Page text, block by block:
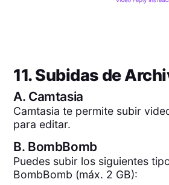
11. Subidas de
A. Camtasia
Camtasia te permite subir
para editar.
B. BombBomb
Puedes subir los siguientes
BombBomb (máx. 2 GB):